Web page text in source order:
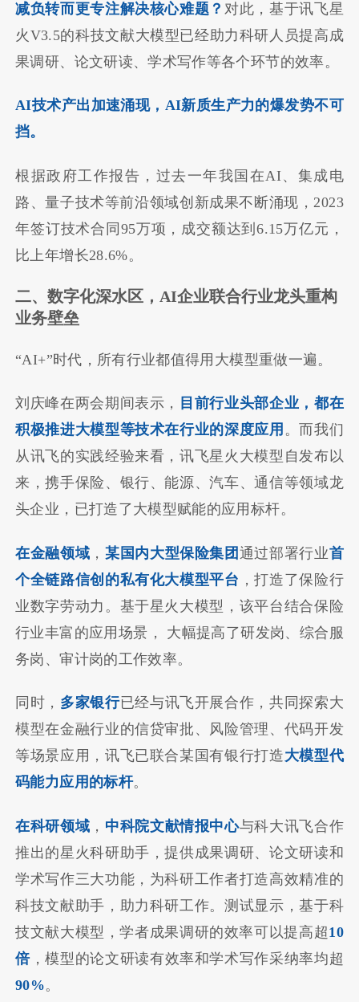
减负转而更专注解决核心难题？ 对此，基于讯飞星
火V3.5的科技文献大模型已经助力科研人员提高成
果调研、论文研读、学术写作等各个环节的效率。
AI技术产出加速涌现，AI新质生产力的爆发势不可
挡。
根据政府工作报告，过去一年我国在AI、集成电
路、量子技术等前沿领域创新成果不断涌现，2023
年签订技术合同95万项，成交额达到6.15万亿元，
比上年增长28.6%。
二、数字化深水区，AI企业联合行业龙头重构
业务壁垒
“AI+”时代，所有行业都值得用大模型重做一遍。
刘庆峰在两会期间表示，
目前行业头部企业，都在
积极推进大模型等技术在行业的深度应用 。而我们
从讯飞的实践经验来看，讯飞星火大模型自发布以
来，携手保险、银行、能源、汽车、通信等领域龙
头企业，已打造了大模型赋能的应用标杆。
在金融领域 ， 某国内大型保险集团 通过部署行业首
个全链路信创的私有化大模型平台 ，打造了保险行
业数字劳动力。基于星火大模型，该平台结合保险
行业丰富的应用场景， 大幅提高了研发岗、综合服
务岗、审计岗的工作效率。
同时， 多家银行已经与讯飞开展合作，共同探索大
模型在金融行业的信贷审批、风险管理、代码开发
等场景应用，讯飞已联合某国有银行打造大模型代
码能力应用的标杆。
在科研领域 ， 中科院文献情报中心与科大讯飞合作
推出的星火科研助手，提供成果调研、论文研读和
学术写作三大功能，为科研工作者打造高效精准的
科技文献助手，助力科研工作。测试显示，基于科
技文献大模型，学者成果调研的效率可以提高超10
倍，模型的论文研读有效率和学术写作采纳率均超
90%。